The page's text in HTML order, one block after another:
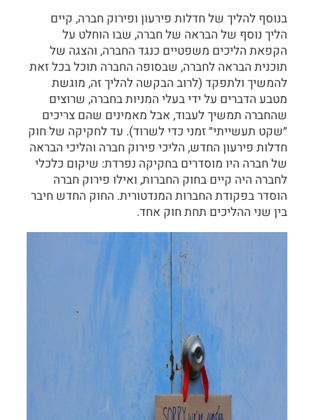
בנוסף להליך של חדלות פירעון ופירוק חברה, קיים
הליך נוסף של הבראה של חברה, שבו הוחלט על
הקפאת הליכים משפטיים כנגד החברה, והצגה של
תוכנית הבראה לחברה, שבסופה החברה תוכל בכל זאת
להמשיך ולתפקד (לרוב הבקשה להליך זה, מוגשת
מטבע הדברים על ידי בעלי המניות בחברה, שרוצים
שהחברה תמשיך לעבוד, אבל מאמינים שהם צריכים
״שקט תעשייתי״ זמני כדי לשרוד). עד לחקיקה של חוק
חדלות פירעון החדש, הליכי פירוק חברה והליכי הבראה
של חברה היו מוסדרים בחקיקה נפרדת: שיקום כלכלי
לחברה היה קיים בחוק החברות, ואילו פירוק חברה
הוסדר בפקודת החברות המנדטורית. החוק החדש חיבר
בין שני ההליכים תחת חוק אחד.